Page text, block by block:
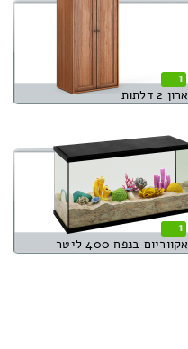
1
ארון 2 דלתות
1
אקווריום בנפח 400 ליטר